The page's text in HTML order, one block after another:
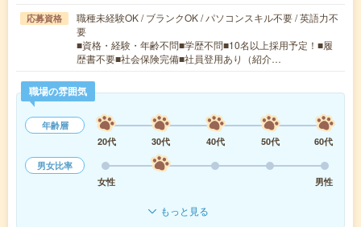
応募資格
職種未経験OK / ブランクOK / パソコンスキル不要 / 英語力不
要
■資格・経験・年齢不問■学歴不問■10名以上採用予定！■履
歴書不要■社会保険完備■社員登用あり（紹介…
職場の雰囲気
年齢層
20代
30代 40代 50代
60代
男女比率
女性
男性
もっと見る